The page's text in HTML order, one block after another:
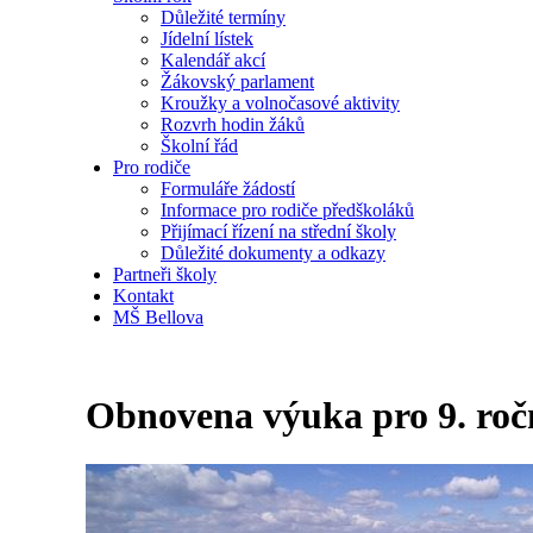
Důležité termíny
Jídelní lístek
Kalendář akcí
Žákovský parlament
Kroužky a volnočasové aktivity
Rozvrh hodin žáků
Školní řád
Pro rodiče
Formuláře žádostí
Informace pro rodiče předškoláků
Přijímací řízení na střední školy
Důležité dokumenty a odkazy
Partneři školy
Kontakt
MŠ Bellova
Obnovena výuka pro 9.